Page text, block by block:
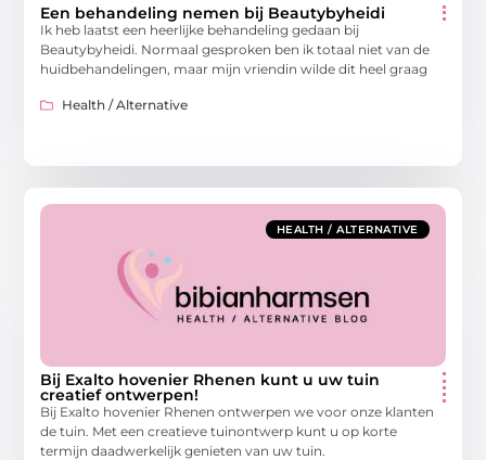
Een behandeling nemen bij Beautybyheidi
Ik heb laatst een heerlijke behandeling gedaan bij
Beautybyheidi. Normaal gesproken ben ik totaal niet van de
huidbehandelingen, maar mijn vriendin wilde dit heel graag
Health / Alternative
HEALTH / ALTERNATIVE
Bij Exalto hovenier Rhenen kunt u uw tuin
creatief ontwerpen!
Bij Exalto hovenier Rhenen ontwerpen we voor onze klanten
de tuin. Met een creatieve tuinontwerp kunt u op korte
termijn daadwerkelijk genieten van uw tuin.